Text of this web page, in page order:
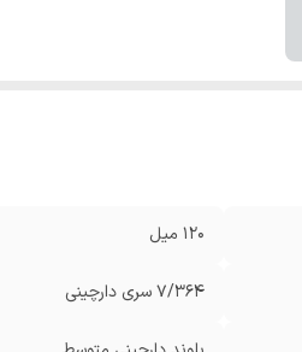
120 میل
7/364 سری دارچینی